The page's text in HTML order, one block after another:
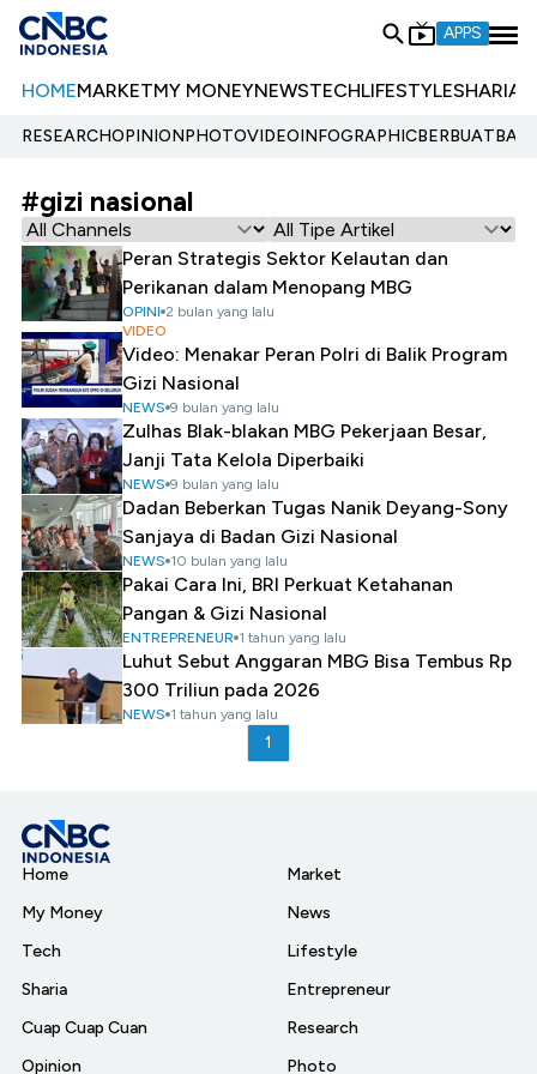
APPS
HOMEMARKETMY MONEYNEWSTECHLIFESTYLESHARIA
RESEARCHOPINIONPHOTOVIDEOINFOGRAPHIC
#gizi nasional
Peran Strategis Sektor Kelautan dan
Perikanan dalam Menopang MBG
OPINI 2 bulan yang lalu
VIDEO
Video: Menakar Peran Polri di Balik Program
Gizi Nasional
NEWS 9 bulan yang lalu
Zulhas Blak-blakan MBG Pekerjaan Besar,
Janji Tata Kelola Diperbaiki
NEWS 9 bulan yang lalu
Dadan Beberkan Tugas Nanik Deyang-Sony
Sanjaya di Badan Gizi Nasional
NEWS 10 bulan yang lalu
Pakai Cara Ini, BRI Perkuat Ketahanan
Pangan & Gizi Nasional
ENTREPRENEUR 1 tahun yang lalu
Luhut Sebut Anggaran MBG Bisa Tembus Rp
300 Triliun pada 2026
NEWS 1 tahun yang lalu
1
Home
My Money
Tech
Sharia
Cuap Cuap Cuan
Opinion
Market
News
Lifestyle
Entrepreneur
Research
Photo